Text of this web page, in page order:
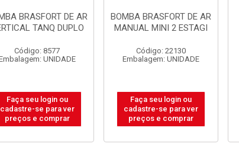
BRASFORT DE AR
TANQ DUPLO
Código: 8577
UNIDADE
Faça seu login ou
cadastre-se para ver
preços e comprar
BOMBA BRASFORT DE AR
MANUAL MINI 2 ESTAGI
Código: 22130
Embalagem: UNIDADE
Faça seu login ou
cadastre-se para ver
preços e comprar